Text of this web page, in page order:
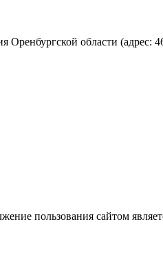
области (адрес:
пользования сайтом